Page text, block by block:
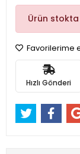
Ürün
Favorilerime
Hızlı Gönderi